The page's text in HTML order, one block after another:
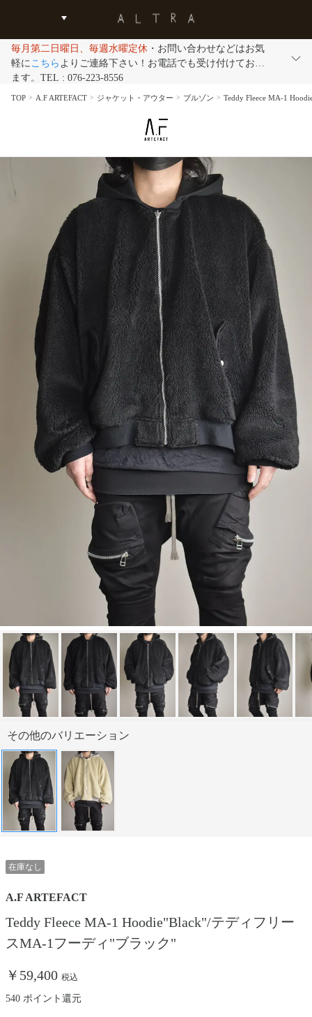
毎月第二日曜日、毎週水曜定休 ・お問い合わせなどはお気
軽にこちら よりご連絡下さい！お電話でも受け付けており
ます。TEL : 076-223-8556
TOP A.F ARTEFACT ジャケット・アウター ブルゾン Teddy Fleece MA-1
その他のバリエーション
在庫なし
A.F ARTEFACT
Teddy Fleece MA-1 Hoodie"Black"/テディフリー
スMA-1フーディ"ブラック"
￥59,400 税込
540 ポイント還元